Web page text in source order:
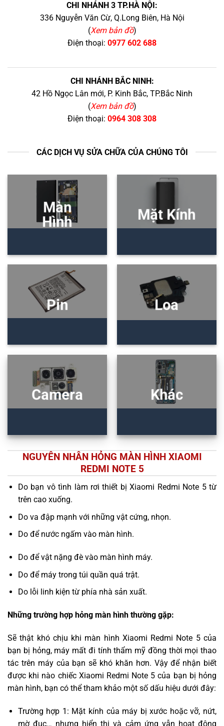
CHI NHÁNH 3 TP.HÀ NỘI:
336 Nguyễn Văn Cừ, Q.Long Biên, Hà Nội
(Xem bản đồ)
Điện thoại: 0977 602 688
CHI NHÁNH BẮC NINH:
42 Hồ Ngọc Lân mới, P. Kinh Bắc, TP.Bắc Ninh
(Xem bản đồ)
Điện thoại: 0964 308 308
CÁC DỊCH VỤ SỬA CHỮA CỦA CHÚNG TÔI
Màn
Hình
Mặt Kính
Pin Loa
Camera Khác
NGUYÊN NHÂN HỎNG MÀN HÌNH XIAOMI
REDMI NOTE 5
Do bạn vô tình làm rơi thiết bị Xiaomi Redmi Note 5 từ
trên cao xuống.
Do va đập mạnh với những vật cứng, nhọn.
Do để nước ngấm vào màn hình.
Do để vật nặng đè vào màn hình máy.
Do để máy trong túi quần quá trật.
Do lỗi linh kiện từ phía nhà sản xuất.
Những trường hợp hỏng màn hình thường gặp:
Sẽ thật khó chịu khi màn hình Xiaomi Redmi Note 5 của
bạn bị hỏng, máy mất đi tính thẩm mỹ đồng thời mọi thao
tác trên máy của bạn sẽ khó khăn hơn. Vậy để nhận biết
được khi nào chiếc Xiaomi Redmi Note 5 của bạn bị hỏng
màn hình, bạn có thể tham khảo một số dấu hiệu dưới đây:
Trường hợp 1: Mặt kính của máy bị xước hoặc vỡ, nứt,
mờ đục… nhưng hiển thị và cảm ứng vẫn hoạt động